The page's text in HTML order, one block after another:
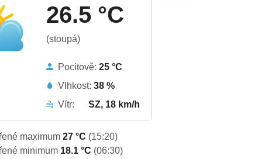
26.5 °C
(stoupá)
Pocitově:25 °C
Vlhkost:38 %
Vítr:
SZ, 18 km/h
maximum27 °C (15:20)
minimum 18.1 °C (06:30)